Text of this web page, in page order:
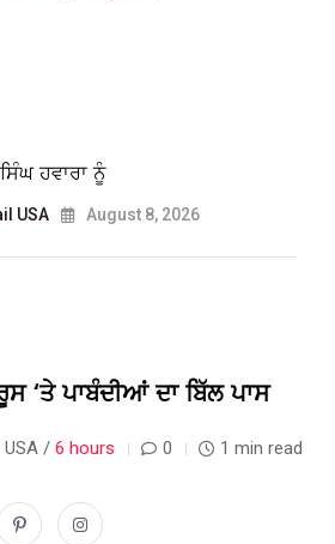
ਹਵਾਰਾ ਨੂੰ
USA August 8, 2026
‘ਤੇ ਪਾਬੰਦੀਆਂ ਦਾ ਬਿੱਲ ਪਾਸ
USA / 6 hours 0 1 min read